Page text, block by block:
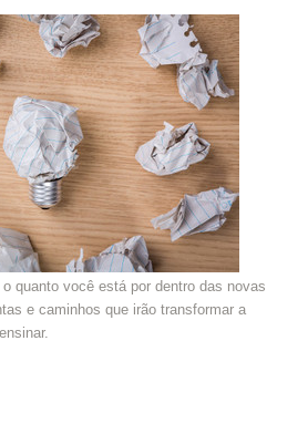
quanto você está por dentro das novas
e caminhos que irão transformar a